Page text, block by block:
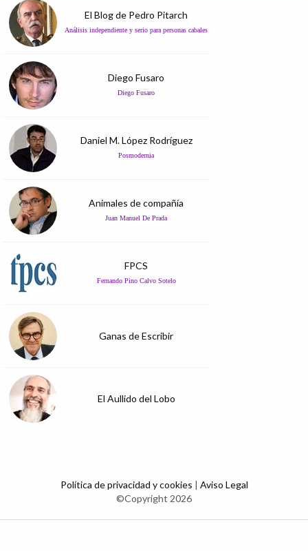
El Blog de Pedro Pitarch
Análisis independiente y serio para personas cabales
Diego Fusaro
Diego Fusaro
Daniel M. López Rodríguez
Posmodernia
Animales de compañía
Juan Manuel De Prada
FPCS
Fernando Pino Calvo Sotelo
Ganas de Escribir
El Aullido del Lobo
Política de privacidad y cookies | Aviso Legal
©Copyright 2026